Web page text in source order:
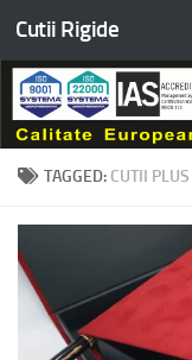
Skip to content
Cutii Rigide
TAGGED: CUTII PLUS